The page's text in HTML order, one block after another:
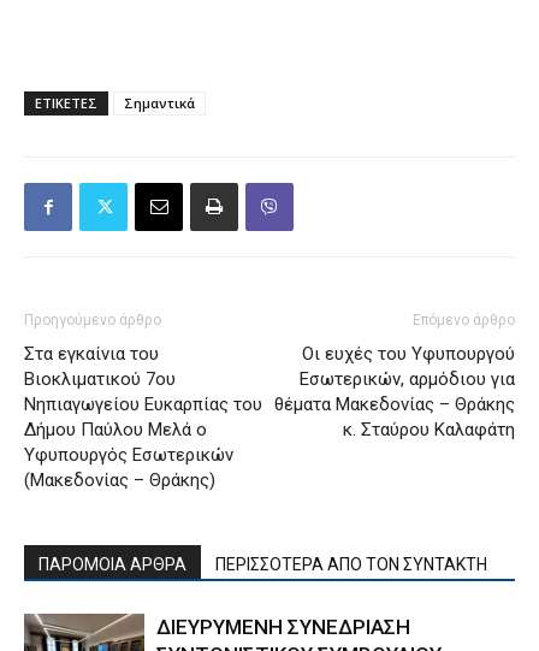
ΕΤΙΚΕΤΕΣ Σημαντικά
Προηγούμενο άρθρο
Στα εγκαίνια του
Βιοκλιματικού 7ου
Νηπιαγωγείου Ευκαρπίας του
Δήμου Παύλου Μελά ο
Υφυπουργός Εσωτερικών
(Μακεδονίας – Θράκης)
Επόμενο άρθρο
Οι ευχές του Υφυπουργού
Εσωτερικών, αρμόδιου για
θέματα Μακεδονίας – Θράκης
κ. Σταύρου Καλαφάτη
ΠΑΡΟΜΟΙΑ ΑΡΘΡΑ ΠΕΡΙΣΣΟΤΕΡΑ ΑΠΟ ΤΟΝ ΣΥΝΤΑΚΤΗ
ΔΙΕΥΡΥΜΕΝΗ ΣΥΝΕΔΡΙΑΣΗ